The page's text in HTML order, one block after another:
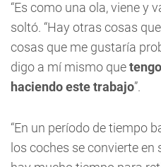
“Es como una ola, viene y
soltó. “Hay otras cosas
cosas que me gustaría
digo a mí mismo que
haciendo este trabajo”.
“En un período de tiempo
los coches se convierte